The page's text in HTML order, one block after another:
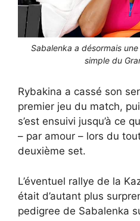
Sabalenka a désormais
simple du
Rybakina a cassé son
premier jeu du match,
s’est ensuivi jusqu’à ce
– par amour – lors du
deuxième set.
L’éventuel rallye de la
était d’autant plus
pedigree de Sabalenka